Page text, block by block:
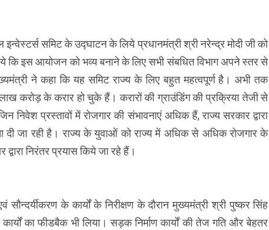
इन्वेस्टर्स समिट के उद्घाटन के लिये प्रधानमंत्री श्री नरेन्द्र मोदी जी को
कि इस आयोजन को भव्य बनाने के लिए सभी संबधित विभाग अपने स्तर से
ने कहा कि यह समिट राज्य के लिए बहुत महत्वपूर्ण है। अभी तक
करोड़ के करार हो चुके हैं। करारों की ग्राउंडिंग की प्रक्रिया तेजी से
प्रस्तावों में रोजगार की संभावनाएं अधिक हैं, राज्य सरकार द्वारा
दी जा रही है। राज्य के युवाओं को राज्य में अधिक से अधिक रोजगार के
निरंतर प्रयास किये जा रहे हैं।
के कार्यों के निरीक्षण के दौरान मुख्यमंत्री श्री पुष्कर सिंह
का फीडबैक भी लिया। सड़क निर्माण कार्यों की तेज गति और बेहतर